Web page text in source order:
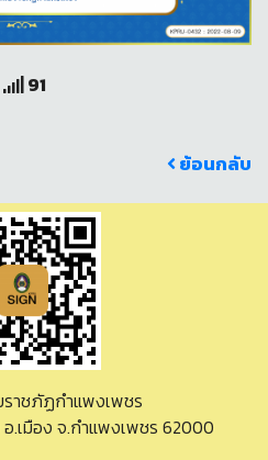
91
ย้อนกลับ
ราชภัฏกำแพงเพชร
.เมือง จ.กำแพงเพชร 62000